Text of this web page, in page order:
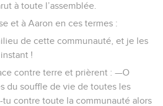
à toute l’assemblée.
et à Aaron en ces termes :
de cette communauté, et je les
!
contre terre et prièrent : —O
du souffle de vie de toutes les
tu contre toute la communauté alors